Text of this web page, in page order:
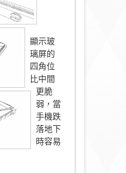
顯示玻
璃屏的
四角位
比中間
更脆
弱，當
手機跌
落地下
時容易